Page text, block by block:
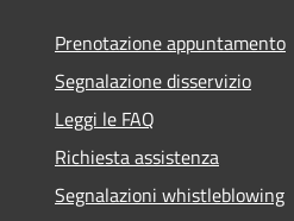
Prenotazione appuntamento
Segnalazione disservizio
Leggi le FAQ
Richiesta assistenza
Segnalazioni whistleblowing